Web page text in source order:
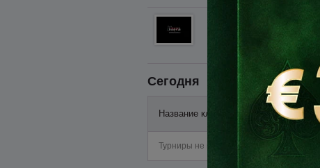
Catalunya Poker
Льорет-де-Мар, Испания
Сегодня
Название клуба Старт
Турниры не найдены